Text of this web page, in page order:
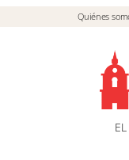
Quiénes